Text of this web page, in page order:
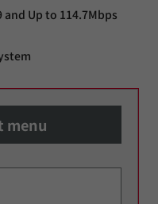
Up to 114.7Mbps
menu